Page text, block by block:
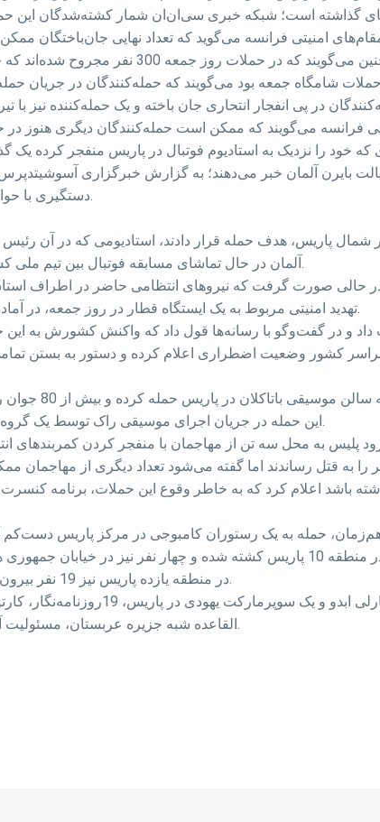
بایرن آلمان خبر می‌دهند؛ به گزارش خبرگزاری
دستگیری با حوادث پاریس را تأیید نکرده‌است.
شمال پاریس، هدف حمله قرار دادند، استادیومی که در آن
آلمان در حال تماشای مسابقه فوتبال بین تیم ملی کشورش با تیم ملی آلمان بودند.
حالی صورت گرفت که نیروهای انتظامی حاضر در اطراف
تهدید امنیتی مربوط به یک ایستگاه قطار در روز جمعه، در آماده‌باش بیشتری به‌سر می‌بردند.
این حمله در جریان اجرای موسیقی راک توسط یک گروه آمریکایی در این سالن رخ داد.
در منطقه یازده پاریس نیز 19 نفر بیرون بار «بل اپیپ» به قتل رسیدند.
القاعده شبه جزیره عربستان، مسئولیت آن حمله را بر عهده گرفته بود.